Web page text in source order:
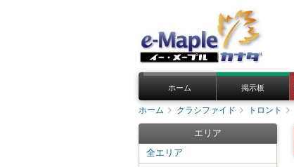
ホーム 掲示板
ホーム クラシファイド トロント
エリア
全エリア